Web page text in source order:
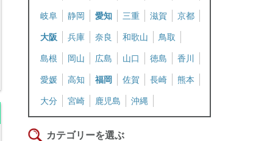
岐阜 静岡 愛知 三重 滋賀 京都
大阪 兵庫 奈良 和歌山 鳥取
島根 岡山 広島 山口 徳島 香川
愛媛 高知 福岡 佐賀 長崎 熊本
大分 宮崎 鹿児島 沖縄
カテゴリーを選ぶ